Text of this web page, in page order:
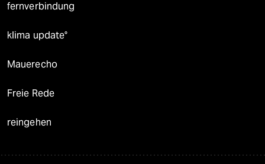
fernverbindung
klima update°
Mauerecho
Freie Rede
reingehen